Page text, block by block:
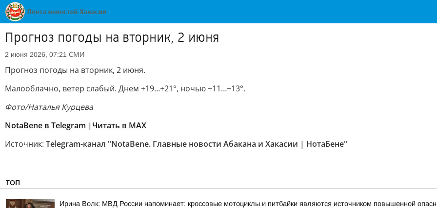
Прогноз погоды на вторник, 2 июня
2 июня 2026, 07:21 СМИ
Прогноз погоды на вторник, 2 июня.
Малооблачно, ветер слабый. Днем +19…+21°, ночью +11…+13°.
Фото/Наталья Курцева
NotaBene в Telegram | Читать в MAX
Источник: Telegram-канал "NotaBene. Главные новости Абакана и Хакасии | НотаБене"
ТОП
Ирина Волк: МВД России напоминает: кроссовые мотоциклы и питбайки являются источником повышенной